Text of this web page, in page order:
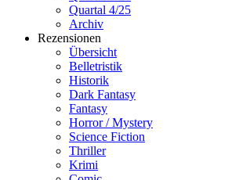
Quartal 4/25
Archiv
Rezensionen
Übersicht
Belletristik
Historik
Dark Fantasy
Fantasy
Horror / Mystery
Science Fiction
Thriller
Krimi